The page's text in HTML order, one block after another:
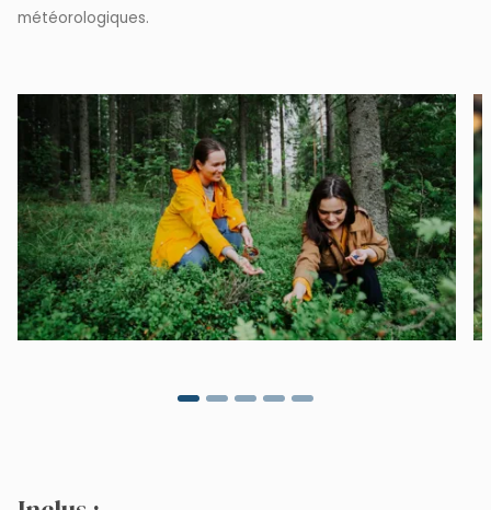
météorologiques.